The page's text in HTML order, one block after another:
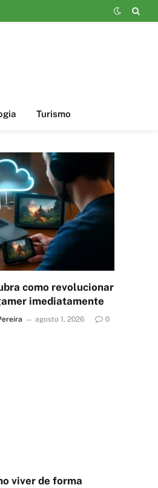
Turismo
como revolucionar
imediatamente
agosto 1, 2026 0
viver de forma